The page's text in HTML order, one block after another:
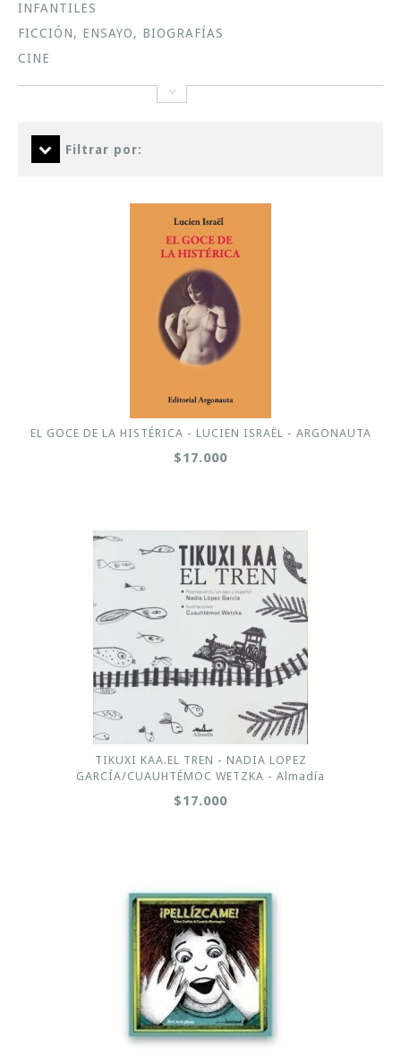
INFANTILES
FICCIÓN, ENSAYO, BIOGRAFÍAS
CINE
Filtrar por:
EL GOCE DE LA HISTÉRICA - LUCIEN ISRAËL - ARGONAUTA
$17.000
TIKUXI KAA.EL TREN - NADIA LOPEZ
GARCÍA/CUAUHTÉMOC WETZKA - Almadía
$17.000